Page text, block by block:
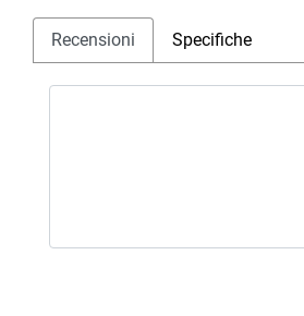
Recensioni Specifiche